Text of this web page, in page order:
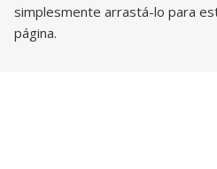
simplesmente arrastá-lo para
página.